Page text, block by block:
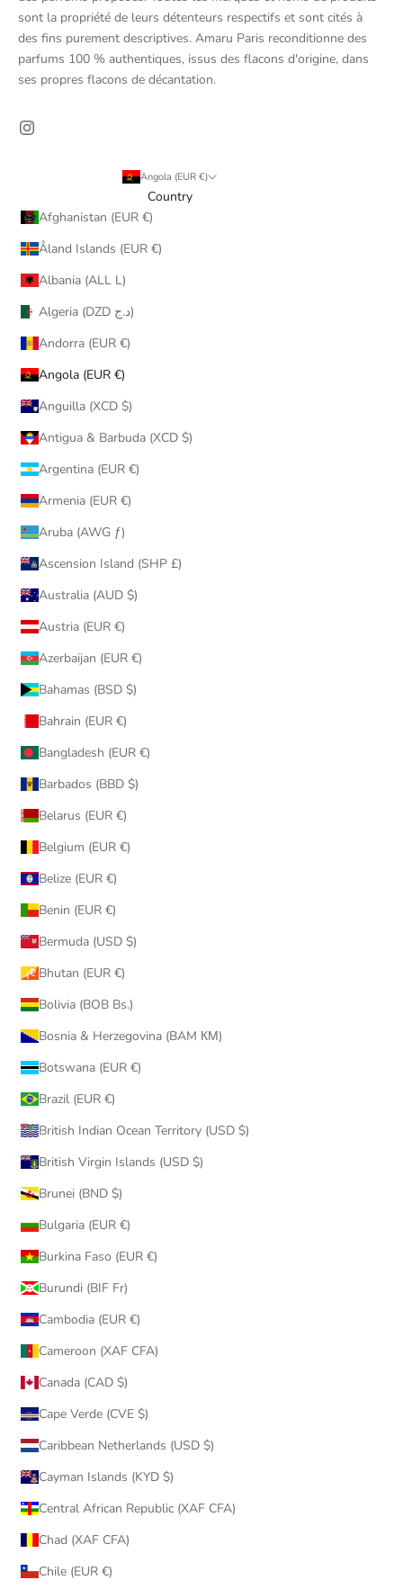
sont la propriété de leurs détenteurs respectifs et sont cités à
des fins purement descriptives. Amaru Paris reconditionne des
parfums 100 % authentiques, issus des flacons d'origine, dans
ses propres flacons de décantation.
Angola (EUR €)
Country
Afghanistan (EUR €)
Åland Islands (EUR €)
Albania (ALL L)
Algeria (DZD د.ج)
Andorra (EUR €)
Angola (EUR €)
Anguilla (XCD $)
Antigua & Barbuda (XCD $)
Argentina (EUR €)
Armenia (EUR €)
Aruba (AWG ƒ)
Ascension Island (SHP £)
Australia (AUD $)
Austria (EUR €)
Azerbaijan (EUR €)
Bahamas (BSD $)
Bahrain (EUR €)
Bangladesh (EUR €)
Barbados (BBD $)
Belarus (EUR €)
Belgium (EUR €)
Belize (EUR €)
Benin (EUR €)
Bermuda (USD $)
Bhutan (EUR €)
Bolivia (BOB Bs.)
Bosnia & Herzegovina (BAM КМ)
Botswana (EUR €)
Brazil (EUR €)
British Indian Ocean Territory (USD $)
British Virgin Islands (USD $)
Brunei (BND $)
Bulgaria (EUR €)
Burkina Faso (EUR €)
Burundi (BIF Fr)
Cambodia (EUR €)
Cameroon (XAF CFA)
Canada (CAD $)
Cape Verde (CVE $)
Caribbean Netherlands (USD $)
Cayman Islands (KYD $)
Central African Republic (XAF CFA)
Chad (XAF CFA)
Chile (EUR €)